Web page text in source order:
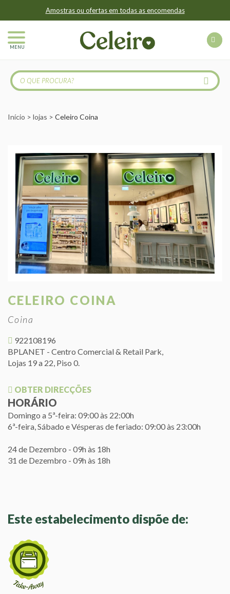
Amostras ou ofertas em todas as encomendas
MENU
Início lojas Celeiro Coina
CELEIRO COINA
Coina
922108196
BPLANET - Centro Comercial & Retail Park,
Lojas 19 a 22, Piso 0.
OBTER DIRECÇÕES
HORÁRIO
Domingo a 5ª-feira: 09:00 às 22:00h
6ª-feira, Sábado e Vésperas de feriado: 09:00 às 23:00h
24 de Dezembro - 09h às 18h
31 de Dezembro - 09h às 18h
Este estabelecimento dispõe de: